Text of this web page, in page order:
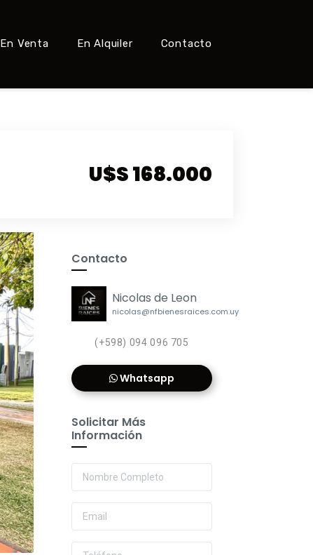
En Venta En Alquiler Contacto
U$S 168.000
Contacto
Nicolas de Leon
nicolas@nfbienesraices.com.uy
(+598) 094 096 705
Whatsapp
Solicitar Más
Información